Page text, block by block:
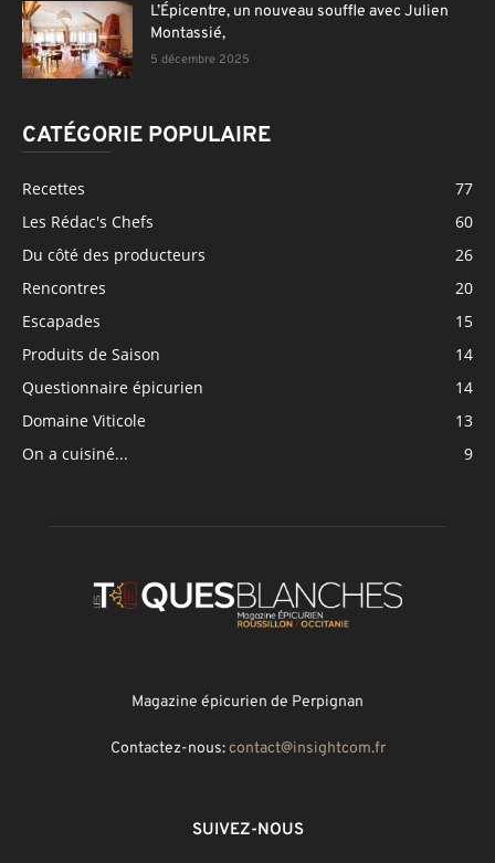
L’Épicentre, un nouveau souffle avec Julien
Montassié,
5 décembre 2025
CATÉGORIE POPULAIRE
Recettes
77
Les Rédac's Chefs
60
Du côté des producteurs
26
Rencontres
20
Escapades
15
Produits de Saison
14
Questionnaire épicurien
14
Domaine Viticole
13
On a cuisiné...
9
Magazine épicurien de Perpignan
Contactez-nous:contact@insightcom.fr
SUIVEZ-NOUS